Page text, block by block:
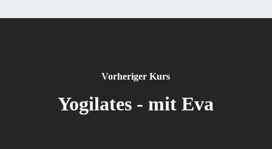
Vorheriger Kurs
Yogilates - mit Eva